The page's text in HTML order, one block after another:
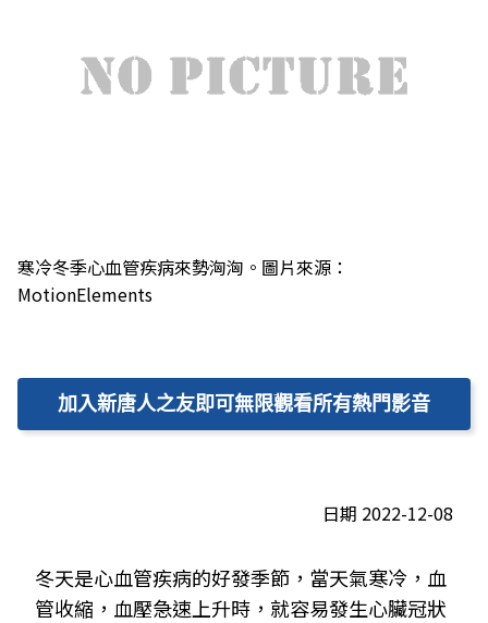
寒冷冬季心血管疾病來勢洶洶。圖片來源：
MotionElements
加入新唐人之友即可無限觀看所有熱門影音
日期 2022-12-08
冬天是心血管疾病的好發季節，當天氣寒冷，血
管收縮，血壓急速上升時，就容易發生心臟冠狀